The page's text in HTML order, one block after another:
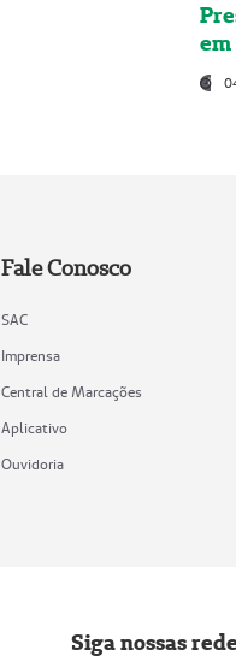
em
Fale Conosco
SAC
Imprensa
Central de Marcações
Aplicativo
Ouvidoria
Siga nossas